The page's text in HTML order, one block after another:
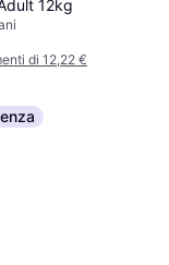
12kg
di 12,22 €